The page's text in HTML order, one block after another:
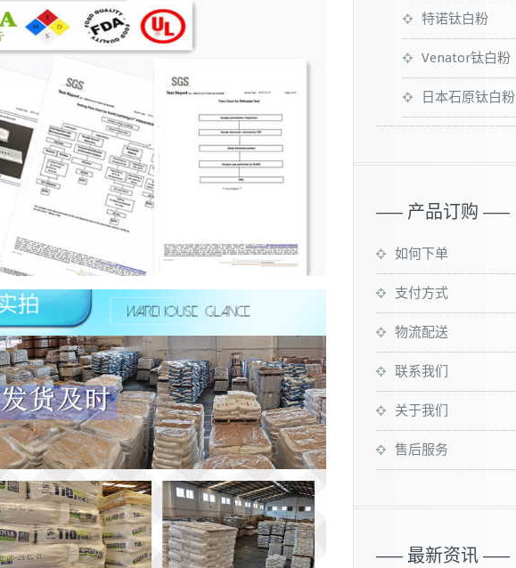
特诺钛白粉
Venator钛白粉
日本石原钛白粉
—– 产品订购 —–
如何下单
支付方式
物流配送
联系我们
关于我们
售后服务
—– 最新资讯 —–